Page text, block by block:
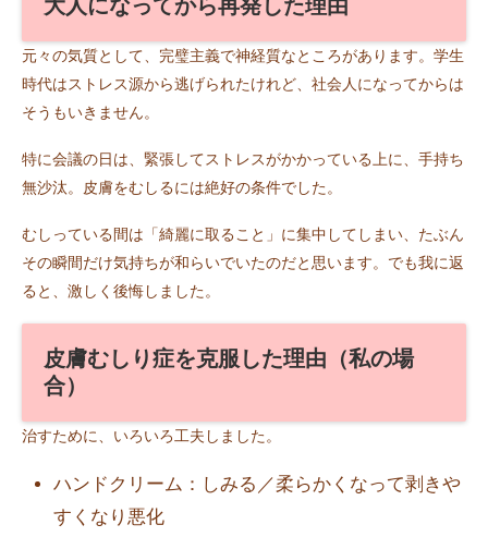
大人になってから再発した理由
元々の気質として、完璧主義で神経質なところがあります。学生
時代はストレス源から逃げられたけれど、社会人になってからは
そうもいきません。
特に会議の日は、緊張してストレスがかかっている上に、手持ち
無沙汰。皮膚をむしるには絶好の条件でした。
むしっている間は「綺麗に取ること」に集中してしまい、たぶん
その瞬間だけ気持ちが和らいでいたのだと思います。でも我に返
ると、激しく後悔しました。
皮膚むしり症を克服した理由（私の場
合）
治すために、いろいろ工夫しました。
ハンドクリーム：しみる／柔らかくなって剥きや
すくなり悪化